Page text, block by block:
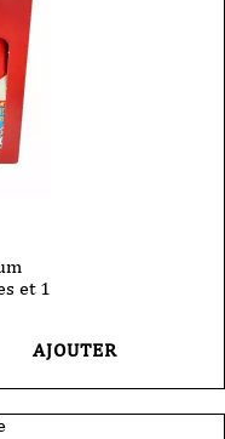
et 1
AJOUTER